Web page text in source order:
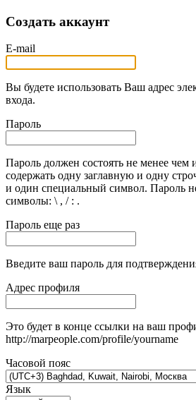
Создать аккаунт
E-mail
Вы будете использовать Ваш адрес
входа.
Пароль
Пароль должен состоять не менее чем
содержать одну заглавную и одну
и один специальный символ. Пароль
символы: \ , / : .
Пароль еще раз
Введите ваш пароль для
Адрес профиля
Это будет в конце ссылки на ваш
http://marpeople.com/profile/yourname
Часовой пояс
Язык